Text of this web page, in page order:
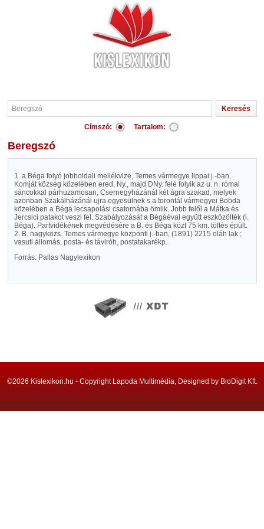
Címszó: Tartalom:
Beregszó
1. a Béga folyó jobboldali mellékvize, Temes vármegye lippai j.-ban,
Komját község közelében ered, Ny., majd DNy. felé folyik az u. n. római
sáncokkal párhuzamosan, Csernegyházánál két ágra szakad, melyek
azonban Szakálházánál ujra egyesülnek s a torontál vármegyei Bobda
közelében a Béga lecsapolási csatornába ömlik. Jobb felől a Mátka és
Jercsici patakot veszi fel. Szabályozását a Bégáéval együtt eszközölték (l.
Béga). Partvidékének megvédésére a B. és Béga közt 75 km. töltés épült.
2. B. nagyközs. Temes vármegye központi j.-ban, (1891) 2215 oláh lak.;
vasuti állomás, posta- és táviróh, postatakarékp.
Forrás: Pallas Nagylexikon
©2026 Kislexikon.hu - Copyright Lapoda Multimédia, Designed by BioDigit Kft.